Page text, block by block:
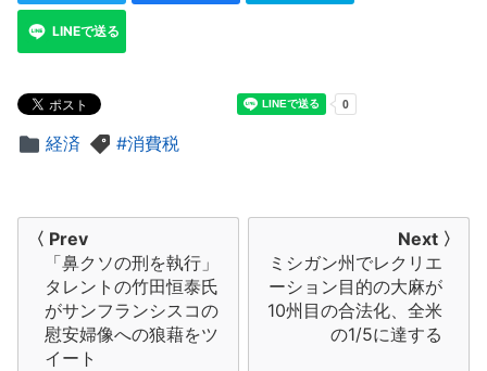
LINEで送る
経済 消費税
〈 Prev
「鼻クソの刑を執行」
タレントの竹田恒泰氏
がサンフランシスコの
慰安婦像への狼藉をツ
イート
Next 〉
ミシガン州でレクリエ
ーション目的の大麻が
10州目の合法化、全米
の1/5に達する